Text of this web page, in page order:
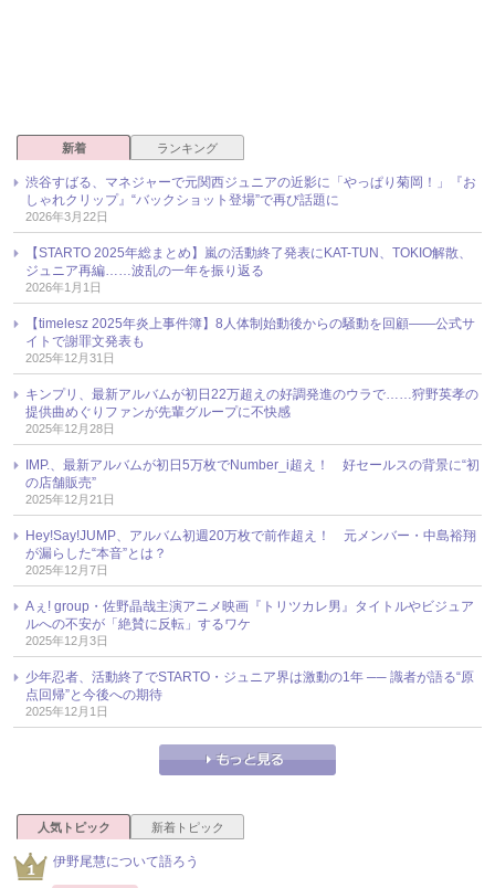
新着 ランキング
渋谷すばる、マネジャーで元関西ジュニアの近影に「やっぱり菊岡！」『お
しゃれクリップ』“バックショット登場”で再び話題に
2026年3月22日
【STARTO 2025年総まとめ】嵐の活動終了発表にKAT-TUN、TOKIO解散、
ジュニア再編……波乱の一年を振り返る
2026年1月1日
【timelesz 2025年炎上事件簿】8人体制始動後からの騒動を回顧――公式サ
イトで謝罪文発表も
2025年12月31日
キンプリ、最新アルバムが初日22万超えの好調発進のウラで……狩野英孝の
提供曲めぐりファンが先輩グループに不快感
2025年12月28日
IMP.、最新アルバムが初日5万枚でNumber_i超え！ 好セールスの背景に“初
の店舗販売”
2025年12月21日
Hey!Say!JUMP、アルバム初週20万枚で前作超え！ 元メンバー・中島裕翔
が漏らした“本音”とは？
2025年12月7日
Aぇ! group・佐野晶哉主演アニメ映画『トリツカレ男』タイトルやビジュア
ルへの不安が「絶賛に反転」するワケ
2025年12月3日
少年忍者、活動終了でSTARTO・ジュニア界は激動の1年 ── 識者が語る“原
点回帰”と今後への期待
2025年12月1日
人気トピック 新着トピック
伊野尾慧について語ろう